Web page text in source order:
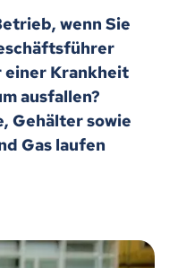
wenn Sie
einer Krankheit
ausfallen?
Gehälter sowie
Gas laufen